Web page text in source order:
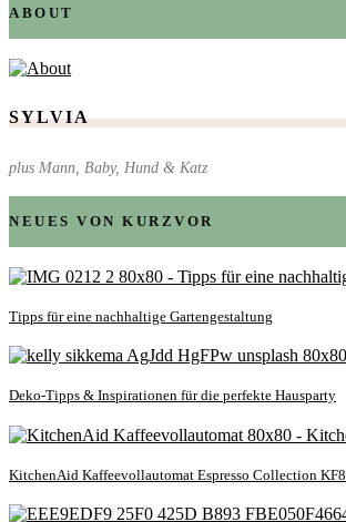
ABOUT
SYLVIA
plus Mann, Baby, Hund & Katz
NEUES VON KURZVOR
Tipps für eine nachhaltige Gartengestaltung
Deko-Tipps & Inspirationen für die perfekte Hausparty
KitchenAid Kaffeevollautomat Espresso Collection KF8